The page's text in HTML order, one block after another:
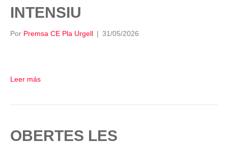
INTENSIU
Por Premsa CE Pla Urgell | 31/05/2026
Leer más
OBERTES LES